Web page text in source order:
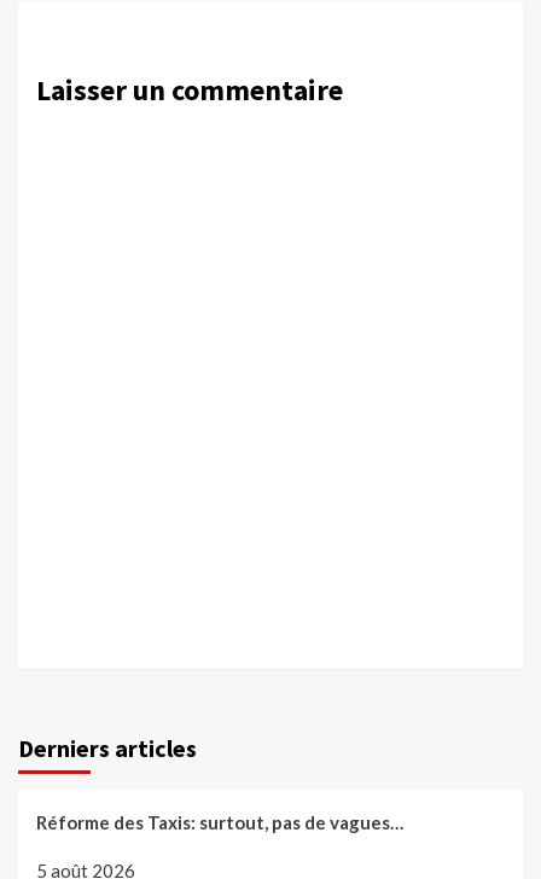
Laisser un commentaire
Derniers articles
Réforme des Taxis: surtout, pas de vagues…
5 août 2026